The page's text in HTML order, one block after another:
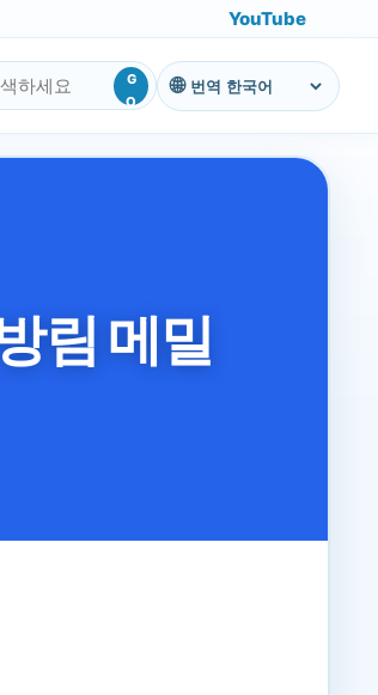
YouTube
G
O
번역
림 메밀